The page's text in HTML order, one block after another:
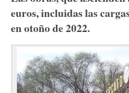
euros, incluidas las
en otoño de 2022.